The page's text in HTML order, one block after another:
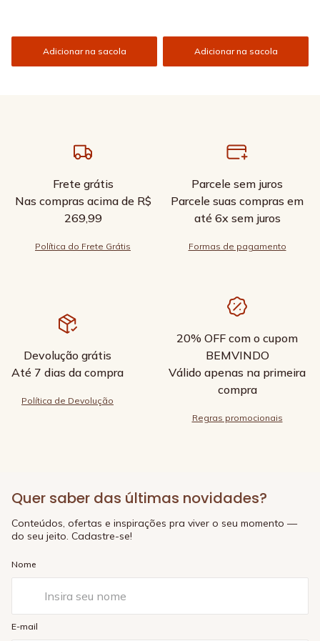
Adicionar na sacola Adicionar na sacola
Frete grátis
Nas compras acima de R$
269,99
Política do Frete Grátis
Parcele sem juros
Parcele suas compras em
até 6x sem juros
Formas de pagamento
Devolução grátis
Até 7 dias da compra
Política de Devolução
20% OFF com o cupom
BEMVINDO
Válido apenas na primeira
compra
Regras promocionais
Quer saber das últimas novidades?
Conteúdos, ofertas e inspirações pra viver o seu momento —
do seu jeito. Cadastre-se!
Nome
E-mail